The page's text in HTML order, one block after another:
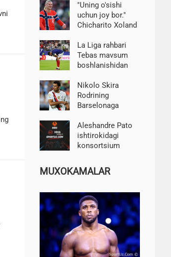
kelajagi haqida
gapirdi
"Uning o'sishi
uchun joy bor."
Chicharito Xoland
kamchilikni
keltirdi
La Liga rahbari
Tebas mavsum
boshlanishidan
Mbappa haqida
gapirdi
Nikolo Skira
Rodrining
Barselonaga
bog'liq vaziyatning
so'nggi
tafsilotlarini
Aleshandre Pato
ishtirokidagi
konsortsium
klubini sotib olishi
mumkin
MUXOKAMALAR